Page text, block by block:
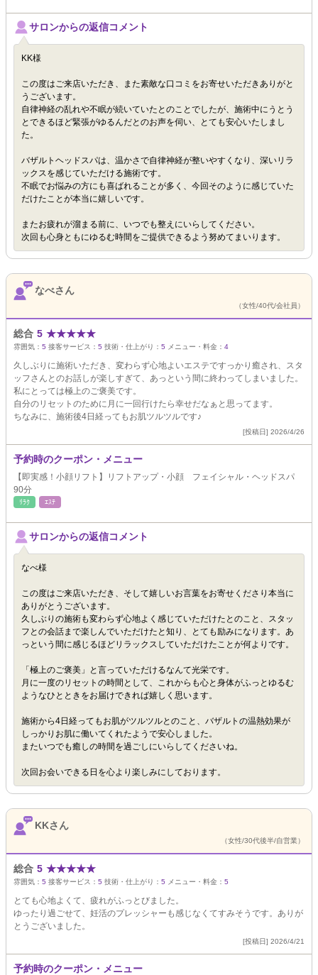
サロンからの返信コメント
KK様
この度はご来店いただき、また素敵な口コミをお寄せいただきありがと
うございます。
自律神経の乱れや不眠が続いていたとのことでしたが、施術中にうとう
とできるほど緊張がゆるんだとのお声を伺い、とても安心いたしまし
た。
バザルトヘッドスパは、温かさで自律神経が整いやすくなり、深いリラ
ックスを感じていただける施術です。
不眠でお悩みの方にも喜ばれることが多く、今回そのように感じていた
だけたことが本当に嬉しいです。
またお疲れが溜まる前に、いつでも整えにいらしてください。
次回も心身ともにゆるむ時間をご提供できるよう努めてまいります。
なべさん
（女性/40代/会社員）
総合 5 ★★★★★
雰囲気： 5 接客サービス： 5 技術・仕上がり： 5 メニュー・料金： 4
久しぶりに施術いただき、変わらず心地よいエステですっかり癒され、スタ
ッフさんとのお話しが楽しすぎて、あっという間に終わってしまいました。
私にとっては極上のご褒美です。
自分のリセットのために月に一回行けたら幸せだなぁと思ってます。
ちなみに、施術後4日経ってもお肌ツルツルです♪
[投稿日] 2026/4/26
予約時のクーポン・メニュー
【即実感！小顔リフト】リフトアップ・小顔 フェイシャル・ヘッドスパ
90分
ﾘﾗｸ ｴｽﾃ
サロンからの返信コメント
なべ様
この度はご来店いただき、そして嬉しいお言葉をお寄せくださり本当に
ありがとうございます。
久しぶりの施術も変わらず心地よく感じていただけたとのこと、スタッ
フとの会話まで楽しんでいただけたと知り、とても励みになります。あ
っという間に感じるほどリラックスしていただけたことが何よりです。
「極上のご褒美」と言っていただけるなんて光栄です。
月に一度のリセットの時間として、これからも心と身体がふっとゆるむ
ようなひとときをお届けできれば嬉しく思います。
施術から4日経ってもお肌がツルツルとのこと、バザルトの温熱効果が
しっかりお肌に働いてくれたようで安心しました。
またいつでも癒しの時間を過ごしにいらしてくださいね。
次回お会いできる日を心より楽しみにしております。
KKさん
（女性/30代後半/自営業）
総合 5 ★★★★★
雰囲気： 5 接客サービス： 5 技術・仕上がり： 5 メニュー・料金： 5
とても心地よくて、疲れがふっとびました。
ゆったり過ごせて、妊活のプレッシャーも感じなくてすみそうです。ありが
とうございました。
[投稿日] 2026/4/21
予約時のクーポン・メニュー